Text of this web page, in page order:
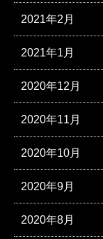
2021年2月
2021年1月
2020年12月
2020年11月
2020年10月
2020年9月
2020年8月